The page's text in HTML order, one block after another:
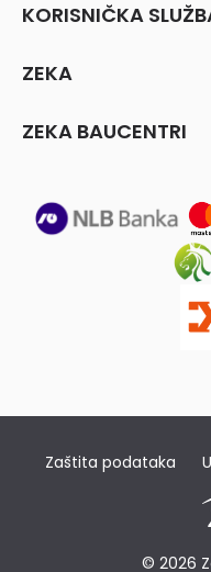
KORISNIČKA
ZEKA
ZEKA BAUCENTRI
Zaštita podataka
© 2026